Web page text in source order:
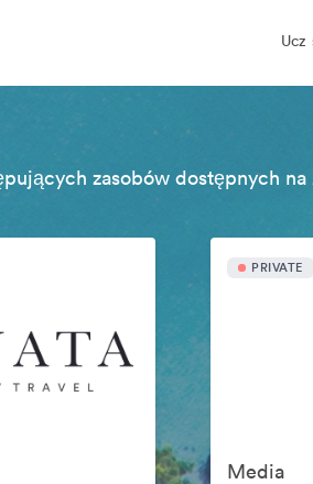
zasobów dostępnych na
PRIVATE
Media